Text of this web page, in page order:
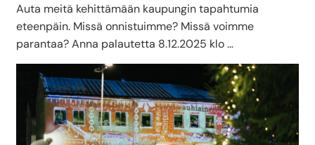
Auta meitä kehittämään kaupungin tapahtumia
eteenpäin. Missä onnistuimme? Missä voimme
parantaa? Anna palautetta 8.12.2025 klo …